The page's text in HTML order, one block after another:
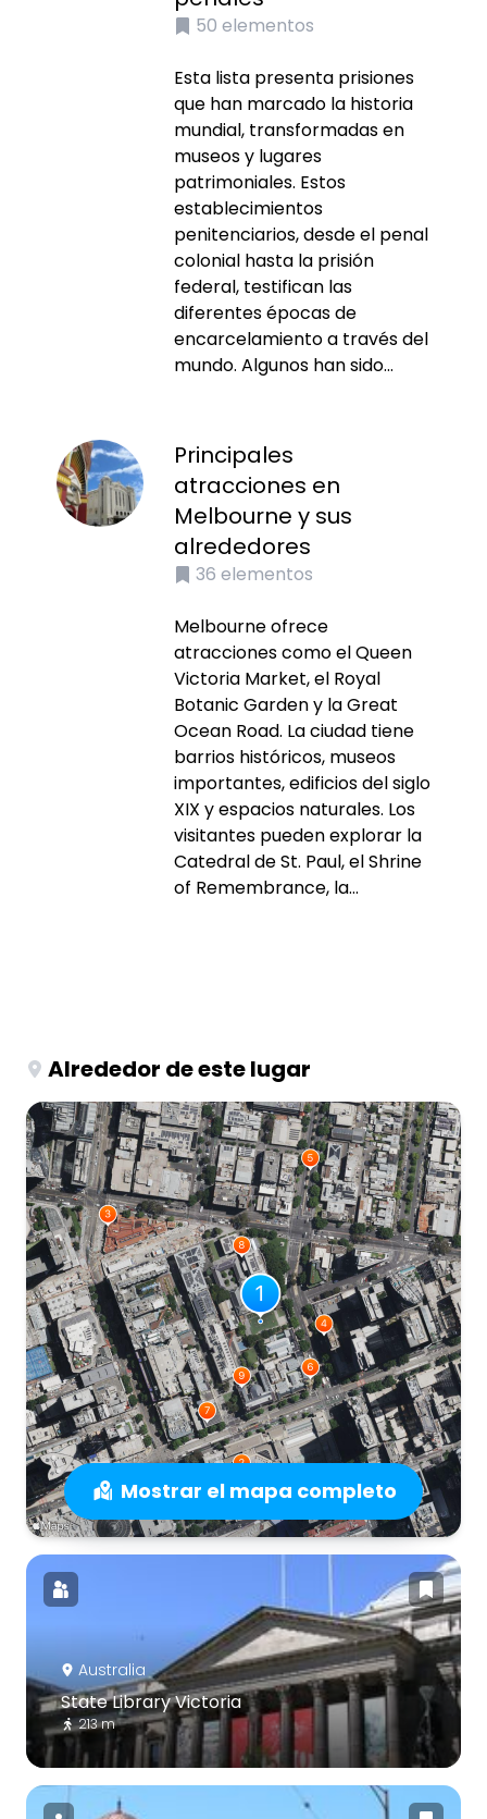
50 elementos
Esta lista presenta prisiones
que han marcado la historia
mundial, transformadas en
museos y lugares
patrimoniales. Estos
establecimientos
penitenciarios, desde el penal
colonial hasta la prisión
federal, testifican las
diferentes épocas de
encarcelamiento a través del
mundo. Algunos han sido...
Principales
atracciones en
Melbourne y sus
alrededores
36 elementos
Melbourne ofrece
atracciones como el Queen
Victoria Market, el Royal
Botanic Garden y la Great
Ocean Road. La ciudad tiene
barrios históricos, museos
importantes, edificios del siglo
XIX y espacios naturales. Los
visitantes pueden explorar la
Catedral de St. Paul, el Shrine
of Remembrance, la...
Alrededor de este lugar
Mostrar el mapa completo
Australia
State Library Victoria
213 m